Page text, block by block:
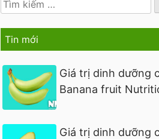
kiếm
cho:
Tin mới
Giá trị dinh dưỡng
Banana fruit
Giá trị dinh dưỡng